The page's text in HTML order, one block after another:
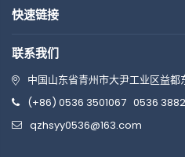
快速链接
联系我们
中国山东省青州市大尹工业区益都
(+86) 0536 3501067 0536
qzhsyy0536@163.com